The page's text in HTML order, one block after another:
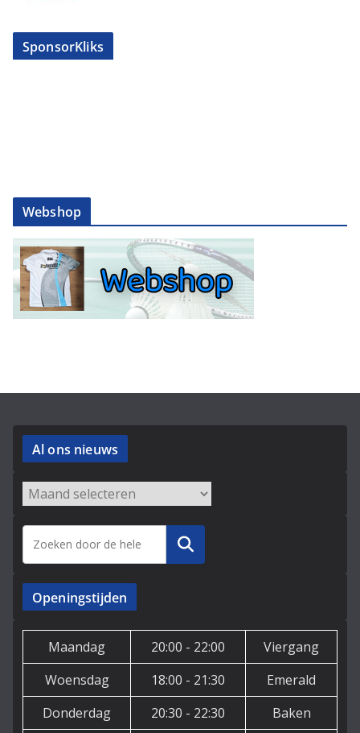
SponsorKliks
Webshop
Al ons nieuws
Archieven
Zoeken
Openingstijden
Maandag 20:00 - 22:00
Viergang
Woensdag
18:00 - 21:30
Emerald
Donderdag
20:30 - 22:30 Baken